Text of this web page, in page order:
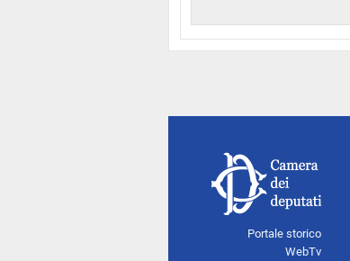
Portale storico
WebTv